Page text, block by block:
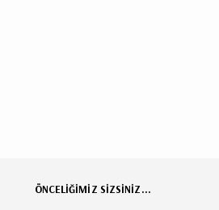
ÖNCELİĞİMİZ SİZSİNİZ...